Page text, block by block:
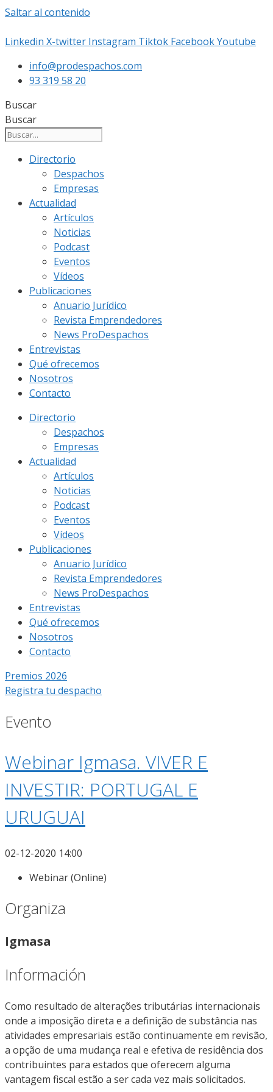
Saltar al contenido
Linkedin X-twitter Instagram Tiktok FacebookYoutube
info@prodespachos.com
93 319 58 20
Buscar
Buscar
Directorio
Despachos
Empresas
Actualidad
Artículos
Noticias
Podcast
Eventos
Vídeos
Publicaciones
Anuario Jurídico
Revista Emprendedores
News ProDespachos
Entrevistas
Qué ofrecemos
Nosotros
Contacto
Directorio
Despachos
Empresas
Actualidad
Artículos
Noticias
Podcast
Eventos
Vídeos
Publicaciones
Anuario Jurídico
Revista Emprendedores
News ProDespachos
Entrevistas
Qué ofrecemos
Nosotros
Contacto
Premios 2026
Registra tu despacho
Evento
Webinar Igmasa. VIVER E
INVESTIR: PORTUGAL E
URUGUAI
02-12-2020 14:00
Webinar (Online)
Organiza
Igmasa
Información
Como resultado de alterações tributárias internacionais
onde a imposição direta e a definição de substância nas
atividades empresariais estão continuamente em revisão,
a opção de uma mudança real e efetiva de residência dos
contribuintes para estados que oferecem alguma
vantagem fiscal estão a ser cada vez mais solicitados.